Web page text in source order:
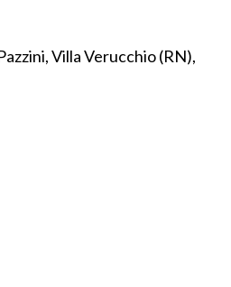
Villa Verucchio (RN),